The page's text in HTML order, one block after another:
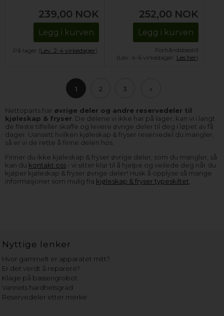
239,00 NOK
Legg i kurven
På lager (Lev. 2-4 virkedager).
252,00 NOK
Legg i kurven
Forhåndsbestill
(Lev. 4-6 virkedager. Les her)
1 2 3 »
Nettoparts har øvrige deler og andre reservedeler til
kjøleskap & fryser . De delene vi ikke har på lager, kan vi i langt
de fleste tilfeller skaffe og levere øvrige deler til deg i løpet av få
dager. Uansett hvilken kjøleskap & fryser reservedel du mangler,
så er vi de rette å finne delen hos.
Finner du ikke kjøleskap & fryser øvrige deler, som du mangler, så
kan du kontakt oss - vi sitter klar til å hjelpe og veilede deg når du
kjøper kjøleskap & fryser øvrige deler! Husk å opplyse så mange
informasjoner som mulig fra kjøleskap & fryser typeskiltet
Nyttige lenker
Hvor gammelt er apparatet mitt?
Er det verdt å reparere?
Klage på bassengrobot
Vannets hardhetsgrad
Reservedeler etter merke